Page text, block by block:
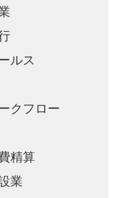
ルス
クフロー
精算
業